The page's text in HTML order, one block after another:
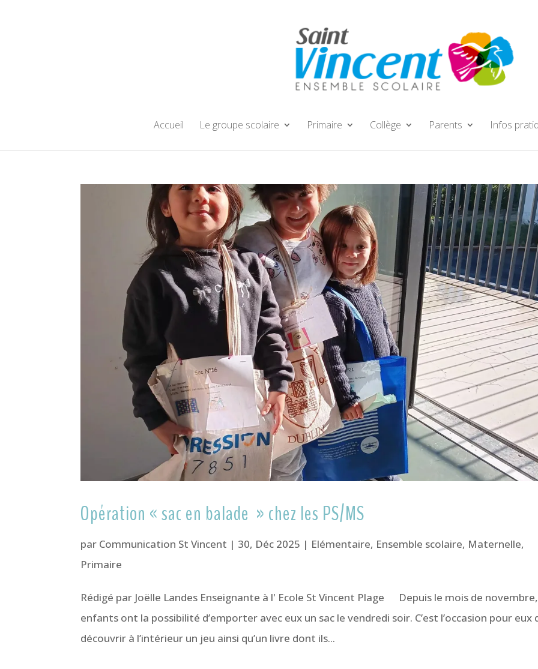
Accueil Le groupe scolaire Primaire Collège Parents Infos
Opération « sac en balade » chez les PS/MS
par Communication St Vincent | 30, Déc 2025 | Elémentaire, Ensemble scolaire, Maternelle,
Primaire
Rédigé par Joëlle Landes Enseignante à l' Ecole St Vincent Plage Depuis le mois de
enfants ont la possibilité d’emporter avec eux un sac le vendredi soir. C’est l’occasion pour eux
découvrir à l’intérieur un jeu ainsi qu’un livre dont ils...